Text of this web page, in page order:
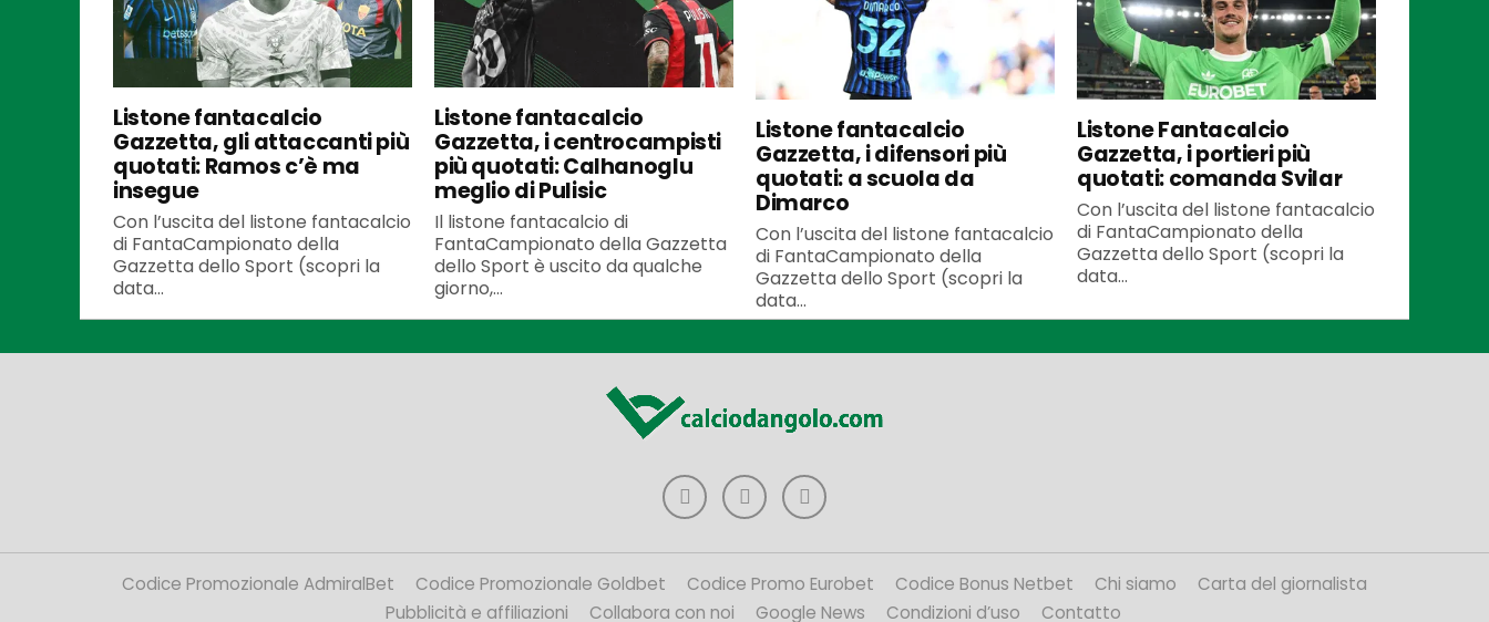
Listone fantacalcio
Gazzetta, gli attaccanti più
quotati: Ramos c’è ma
insegue
Con l’uscita del listone fantacalcio
di FantaCampionato della
Gazzetta dello Sport (scopri la
data...
Listone fantacalcio
Gazzetta, i centrocampisti
più quotati: Calhanoglu
meglio di Pulisic
Il listone fantacalcio di
FantaCampionato della Gazzetta
dello Sport è uscito da qualche
giorno,...
Listone fantacalcio
Gazzetta, i difensori più
quotati: a scuola da
Dimarco
Con l’uscita del listone fantacalcio
di FantaCampionato della
Gazzetta dello Sport (scopri la
data...
Listone Fantacalcio
Gazzetta, i portieri più
quotati: comanda Svilar
Con l’uscita del listone fantacalcio
di FantaCampionato della
Gazzetta dello Sport (scopri la
data...
Codice Promozionale AdmiralBet Codice Promozionale Goldbet Codice Promo Eurobet Codice Bonus Netbet Chi siamo
Carta del giornalista
Pubblicità e affiliazioni
Collabora con noi Google News Condizioni d’uso Contatto